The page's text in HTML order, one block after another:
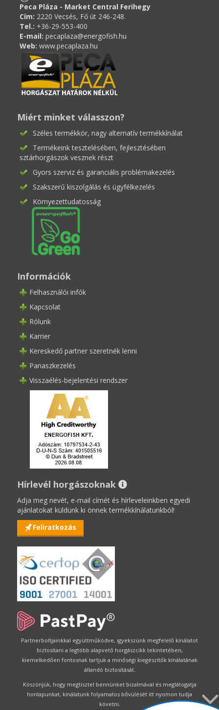
Peca Pláza - Market Central Ferihegy
Cím: 2220 Vecsés, Fő út 246-248.
Tel.: +36-29-553-400
E-mail: pecaplaza@energofish.hu
Web: www.pecaplaza.hu
Miért minket válasszon?
Széles termékkör, nagy alternatív termékkínálat
Termékeink tesztelésében, fejlesztésében
sztárhorgászok vesznek részt
Gyors szerviz és garanciális problémakezelés
Szakszerű kiszolgálás és ügyfélkezelés
Környezettudatosság
Információk
Felhasználói infók
Kapcsolat
Rólunk
Karrier
Kereskedő partner szeretnék lenni
Panaszkezelés
Visszaélés-bejelentési rendszer
Hírlevél horgászoknak
Adja meg nevét, e-mail címét és hírleveleinkben egyedi
ajánlatokat küldünk ki önnek termékkínálatunkból!
Feliratkozás
Partnerboltjainkkal együttműködve, igyekszünk megfelelő kínálatot
biztosítani a legtöbb alapvető horgászcikk tekintetében,
kiemelkedően fontosnak tartjuk a minőségi kiegészítők kínálatának
állandó biztosítását.
Köszönjük, hogy megtisztel bennünket bizalmával és meglátogatja
honlapunkat, kínálatunk folyamatos bővülését itt nyomon tudja
követni.